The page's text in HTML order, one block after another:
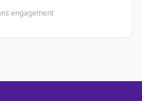
engagement